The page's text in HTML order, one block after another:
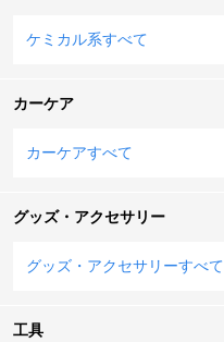
ケミカル系すべて
カーケア
カーケアすべて
グッズ・アクセサリー
グッズ・アクセサリーすべて
工具